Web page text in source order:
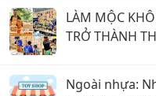
LÀM MỘC
TRỞ THÀNH
Ngoài nhựa: